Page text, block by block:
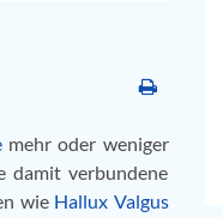
mehr oder weniger
damit verbundene
wie Hallux Valgus